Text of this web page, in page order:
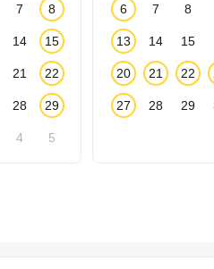
7 8
14 15
21 22
28 29
4 5
6 7 8
13 14 15
20 21 22
27 28 29